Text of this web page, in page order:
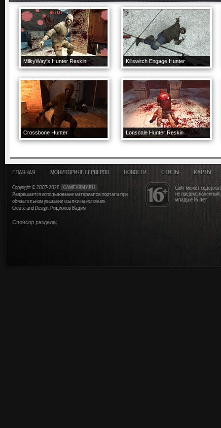
MilkyWay's Hunter Reskin Killswitch Engage Hunter
Crossbone Hunter Lonsdale Hunter Reskin
Сайт может
не
младше 16 лет
ГЛАВНАЯ МОНИТОРИНГ СЕРВЕРОВ НОВОСТИ СКИНЫ КАРТЫ
Copyright © 2007-2026
GAMEARMY.RU
Разрешается использование материалов портала при
обязательном указании ссылки на источник
Create and Design: Родионов Вадим
Спонсор раздела: